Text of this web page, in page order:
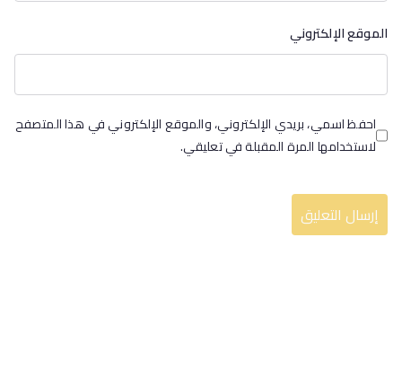
الموقع الإلكتروني
احفظ اسمي، بريدي الإلكتروني، والموقع الإلكتروني في هذا المتصفح
لاستخدامها المرة المقبلة في تعليقي.